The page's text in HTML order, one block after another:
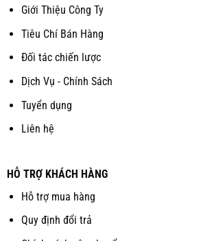
Giới Thiệu Công Ty
Tiêu Chí Bán Hàng
Đối tác chiến lược
Dịch Vụ - Chính Sách
Tuyển dụng
Liên hệ
HỖ TRỢ KHÁCH HÀNG
Hỗ trợ mua hàng
Quy định đổi trả